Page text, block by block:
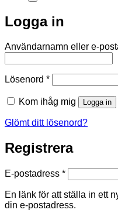
Logga in
Användarnamn eller e-
Lösenord *Obligatoriskt
Kom ihåg mig Logga in
Glömt ditt lösenord?
Registrera
E-postadress *Obligatoriskt
En länk för att ställa in ett
din e-postadress.